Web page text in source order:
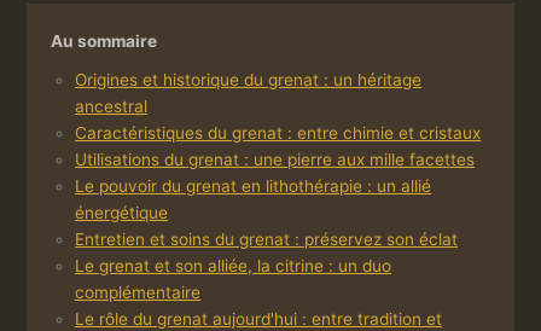
Au sommaire
Origines et historique du grenat : un héritage
ancestral
Caractéristiques du grenat : entre chimie et cristaux
Utilisations du grenat : une pierre aux mille facettes
Le pouvoir du grenat en lithothérapie : un allié
énergétique
Entretien et soins du grenat : préservez son éclat
Le grenat et son alliée, la citrine : un duo
complémentaire
Le rôle du grenat aujourd'hui : entre tradition et